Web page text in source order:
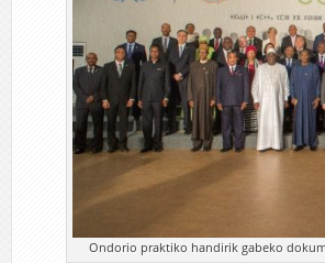
Ondorio praktiko handirik gabeko